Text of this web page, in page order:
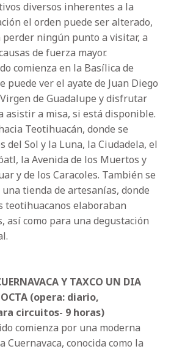
diversos inherentes a la
el orden puede ser alterado,
ningún punto a visitar, a
de fuerza mayor.
comienza en la Basílica de
puede ver el ayate de Juan Diego
de Guadalupe y disfrutar
asistir a misa, si está disponible.
Teotihuacán, donde se
del Sol y la Luna, la Ciudadela, el
la Avenida de los Muertos y
y de los Caracoles. También se
tienda de artesanías, donde
teotihuacanos elaboraban
así como para una degustación
Y TAXCO UN DIA
(opera: diario,
circuitos- 9 horas)
comienza por una moderna
Cuernavaca, conocida como la